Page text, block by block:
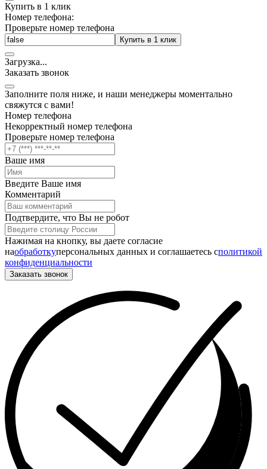
Купить в 1 клик
Номер телефона:
Проверьте номер телефона
Купить в 1 клик
Загрузка...
Заказать звонок
Заполните поля ниже, и наши менеджеры моментально
свяжутся с вами!
Номер телефона
Некорректный номер телефона
Проверьте номер телефона
Ваше имя
Введите Ваше имя
Комментарий
Подтвердите, что Вы не робот
Нажимая на кнопку, вы даете согласие
наобработкуперсональных данных и соглашаетесь cполитикой
конфиденциальности
Заказать звонок